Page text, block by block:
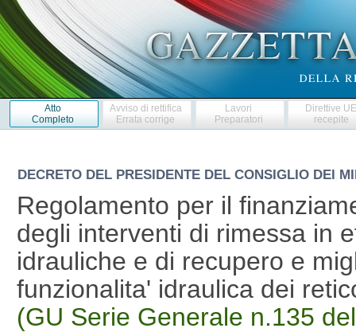
Atto
Completo
Avviso di rettifica
Errata corrige
Lavori
Preparatori
Direttive
recepite
DECRETO DEL PRESIDENTE DEL CONSIGLIO DEI
Regolamento per il
degli interventi di rimessa in
idrauliche e di recupero e
funzionalita' idraulica dei
(GU Serie Generale n.135